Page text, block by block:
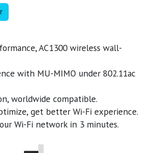
AC1300 wireless wall-
with MU-MIMO under 802.11ac
worldwide compatible.
get better Wi-Fi experience.
Wi-Fi network in 3 minutes.